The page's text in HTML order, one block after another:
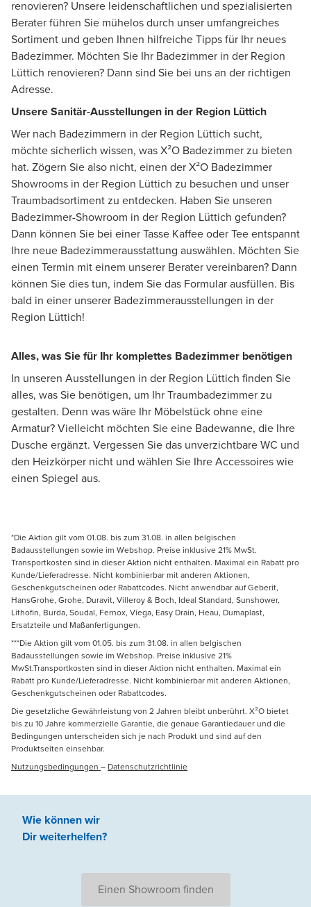
renovieren? Unsere leidenschaftlichen und spezialisierten
Berater führen Sie mühelos durch unser umfangreiches
Sortiment und geben Ihnen hilfreiche Tipps für Ihr neues
Badezimmer. Möchten Sie Ihr Badezimmer in der Region
Lüttich renovieren? Dann sind Sie bei uns an der richtigen
Adresse.
Unsere Sanitär-Ausstellungen in der Region Lüttich
Wer nach Badezimmern in der Region Lüttich sucht,
möchte sicherlich wissen, was X²O Badezimmer zu bieten
hat. Zögern Sie also nicht, einen der X²O Badezimmer
Showrooms in der Region Lüttich zu besuchen und unser
Traumbadsortiment zu entdecken. Haben Sie unseren
Badezimmer-Showroom in der Region Lüttich gefunden?
Dann können Sie bei einer Tasse Kaffee oder Tee entspannt
Ihre neue Badezimmerausstattung auswählen. Möchten Sie
einen Termin mit einem unserer Berater vereinbaren? Dann
können Sie dies tun, indem Sie das Formular ausfüllen. Bis
bald in einer unserer Badezimmerausstellungen in der
Region Lüttich!
Alles, was Sie für Ihr komplettes Badezimmer benötigen
In unseren Ausstellungen in der Region Lüttich finden Sie
alles, was Sie benötigen, um Ihr Traumbadezimmer zu
gestalten. Denn was wäre Ihr Möbelstück ohne eine
Armatur? Vielleicht möchten Sie eine Badewanne, die Ihre
Dusche ergänzt. Vergessen Sie das unverzichtbare WC und
den Heizkörper nicht und wählen Sie Ihre Accessoires wie
einen Spiegel aus.
*Die Aktion gilt vom 01.08. bis zum 31.08. in allen belgischen
Badausstellungen sowie im Webshop. Preise inklusive 21% MwSt.
Transportkosten sind in dieser Aktion nicht enthalten. Maximal ein Rabatt pro
Kunde/Lieferadresse. Nicht kombinierbar mit anderen Aktionen,
Geschenkgutscheinen oder Rabattcodes. Nicht anwendbar auf Geberit,
HansGrohe, Grohe, Duravit, Villeroy & Boch, Ideal Standard, Sunshower,
Lithofin, Burda, Soudal, Fernox, Viega, Easy Drain, Heau, Dumaplast,
Ersatzteile und Maßanfertigungen.
***Die Aktion gilt vom 01.05. bis zum 31.08. in allen belgischen
Badausstellungen sowie im Webshop. Preise inklusive 21%
MwSt.Transportkosten sind in dieser Aktion nicht enthalten. Maximal ein
Rabatt pro Kunde/Lieferadresse. Nicht kombinierbar mit anderen Aktionen,
Geschenkgutscheinen oder Rabattcodes.
Die gesetzliche Gewährleistung von 2 Jahren bleibt unberührt. X²O bietet
bis zu 10 Jahre kommerzielle Garantie, die genaue Garantiedauer und die
Bedingungen unterscheiden sich je nach Produkt und sind auf den
Produktseiten einsehbar.
Nutzungsbedingungen – Datenschutzrichtlinie
Wie können wir
Dir weiterhelfen?
Einen Showroom finden